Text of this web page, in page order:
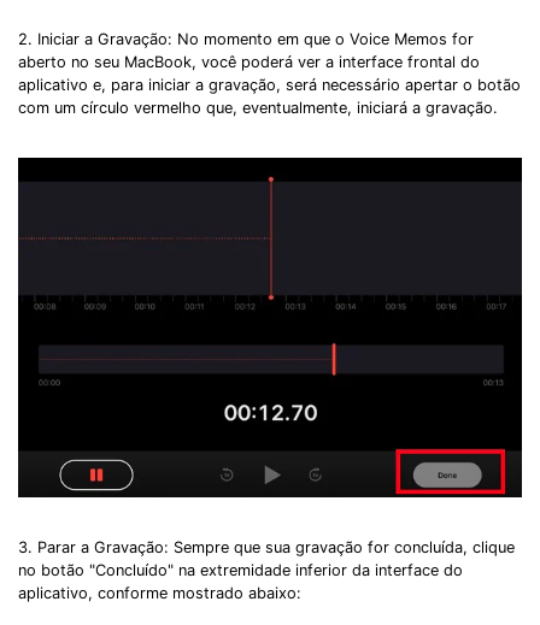
2. Iniciar a Gravação: No momento em que o Voice Memos for
aberto no seu MacBook, você poderá ver a interface frontal do
aplicativo e, para iniciar a gravação, será necessário apertar o botão
com um círculo vermelho que, eventualmente, iniciará a gravação.
3. Parar a Gravação: Sempre que sua gravação for concluída, clique
no botão "Concluído" na extremidade inferior da interface do
aplicativo, conforme mostrado abaixo: